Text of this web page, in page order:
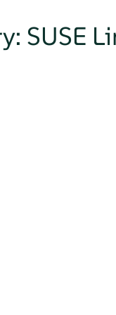
SUSE